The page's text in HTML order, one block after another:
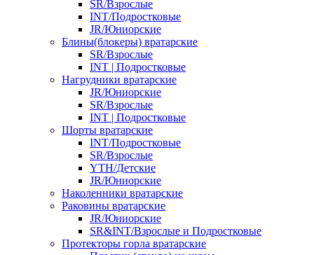
SR/Взрослые
INT/Подростковые
JR/Юниорские
Блины(блокеры) вратарские
SR/Взрослые
INT | Подростковые
Нагрудники вратарские
JR/Юниорские
SR/Взрослые
INT | Подростковые
Шорты вратарские
INT/Подростковые
SR/Взрослые
YTH/Детские
JR/Юниорские
Наколенники вратарские
Раковины вратарские
JR/Юниорские
SR&INT/Взрослые и Подростковые
Протекторы горла вратарские